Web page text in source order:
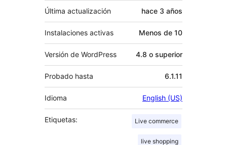
Última actualización hace 3 años
Instalaciones activas Menos de 10
Versión de WordPress 4.8 o superior
Probado hasta 6.1.11
Idioma English (US)
Etiquetas: Live commerce
live shopping